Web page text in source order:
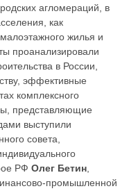
агломераций, в
как
жилья и
проанализировали
в России,
эффективные
комплексного
представляющие
выступили
совета,
РФ Олег Бетин,
промышленной